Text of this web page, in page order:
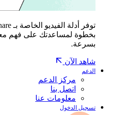
بخطوة لمساعدتك على فهم
بسرعة.
شاهد الآن
الدعم
مركز الدعم
اتصل بنا
معلومات عنا
تسجيل الدخول